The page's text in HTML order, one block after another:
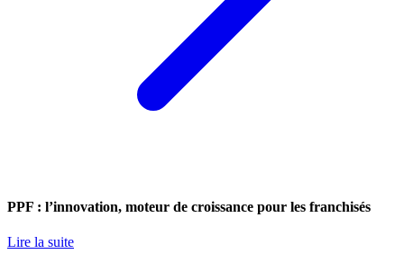
PPF : l’innovation, moteur de croissance pour les franchisés
Lire la suite